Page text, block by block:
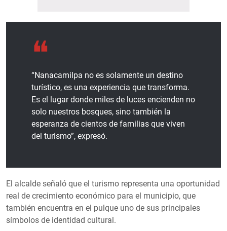
“Nanacamilpa no es solamente un destino
turístico, es una experiencia que transforma.
Es el lugar donde miles de luces encienden no
solo nuestros bosques, sino también la
esperanza de cientos de familias que viven
del turismo”, expresó.
El alcalde señaló que el turismo representa una oportunidad
real de crecimiento económico para el municipio, que
también encuentra en el pulque uno de sus principales
símbolos de identidad cultural.